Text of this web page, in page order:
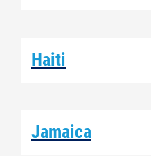
Haiti
Jamaica